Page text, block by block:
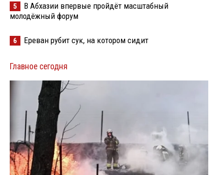
5
В Абхазии впервые пройдёт масштабный
молодёжный форум
6 Ереван рубит сук, на котором сидит
Главное сегодня